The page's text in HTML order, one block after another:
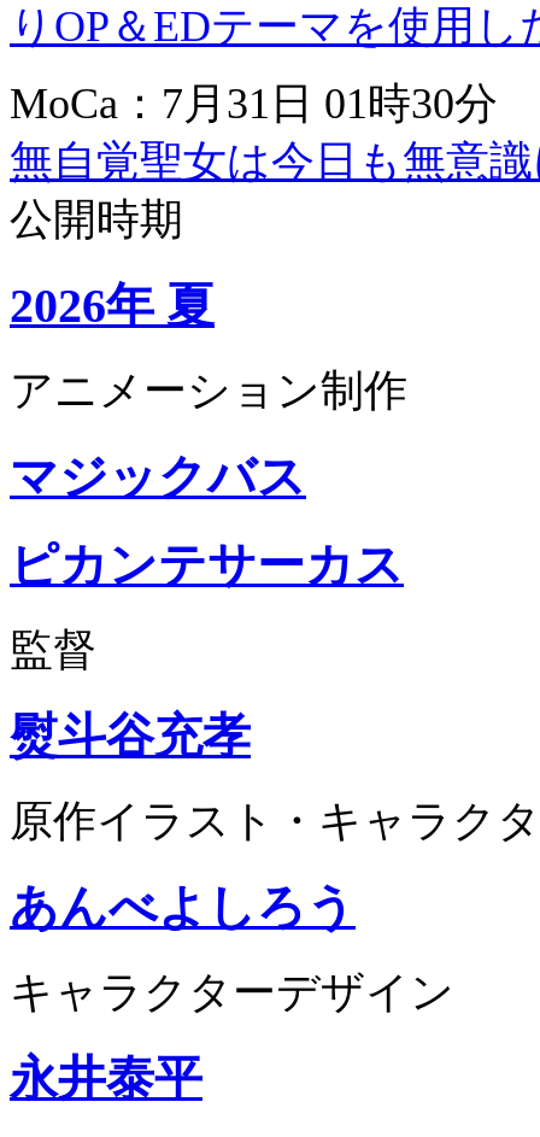
りOP＆EDテーマを使用
MoCa：7月31日 01時30分
無自覚聖女は今日も無意
公開時期
2026年 夏
アニメーション制作
マジックバス
ピカンテサーカス
監督
熨斗谷充孝
原作イラスト・キャラク
あんべよしろう
キャラクターデザイン
永井泰平